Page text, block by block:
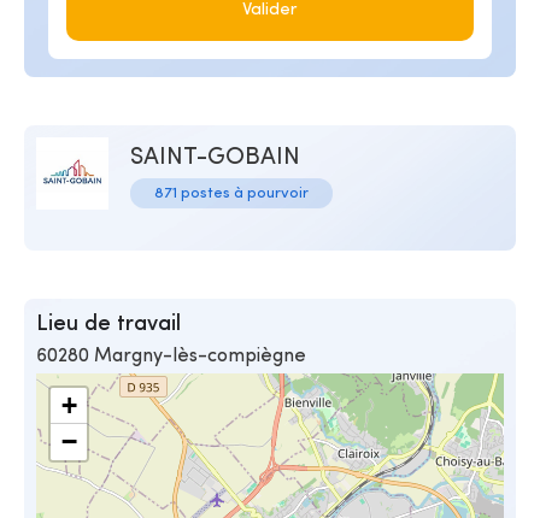
Valider
SAINT-GOBAIN
871 postes à pourvoir
Lieu de travail
60280 Margny-lès-compiègne
+
−